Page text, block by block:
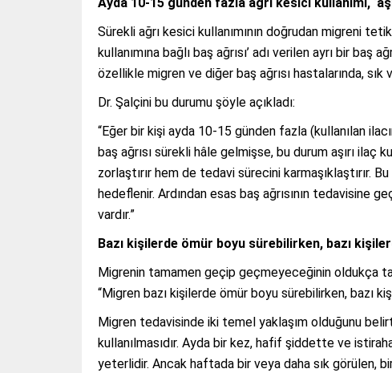
Sürekli ağrı kesici kullanımının doğrudan migreni
kullanımına bağlı baş ağrısı’ adı verilen ayrı bir baş
özellikle migren ve diğer baş ağrısı hastalarında, sık
Dr. Şalçini bu durumu şöyle açıkladı:
“Eğer bir kişi ayda 10-15 günden fazla (kullanılan
baş ağrısı sürekli hâle gelmişse, bu durum aşırı ilaç
zorlaştırır hem de tedavi sürecini karmaşıklaştırır.
hedeflenir. Ardından esas baş ağrısının tedavisine
vardır.”
Bazı kişilerde ömür boyu sürebilirken, bazı
Migrenin tamamen geçip geçmeyeceğinin oldukça
“Migren bazı kişilerde ömür boyu sürebilirken, bazı
Migren tedavisinde iki temel yaklaşım olduğunu
kullanılmasıdır. Ayda bir kez, hafif şiddette ve
yeterlidir. Ancak haftada bir veya daha sık görülen,